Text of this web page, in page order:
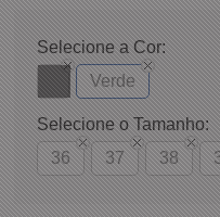
Selecione a Cor:
Verde
Selecione o Tamanho:
36
37 38